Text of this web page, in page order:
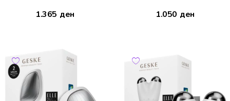
1.365 ден 1.050 ден